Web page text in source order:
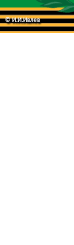
© И.И.Ивлев